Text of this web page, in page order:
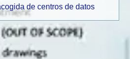
de centros de datos